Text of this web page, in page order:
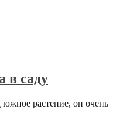
в саду
растение, он очень